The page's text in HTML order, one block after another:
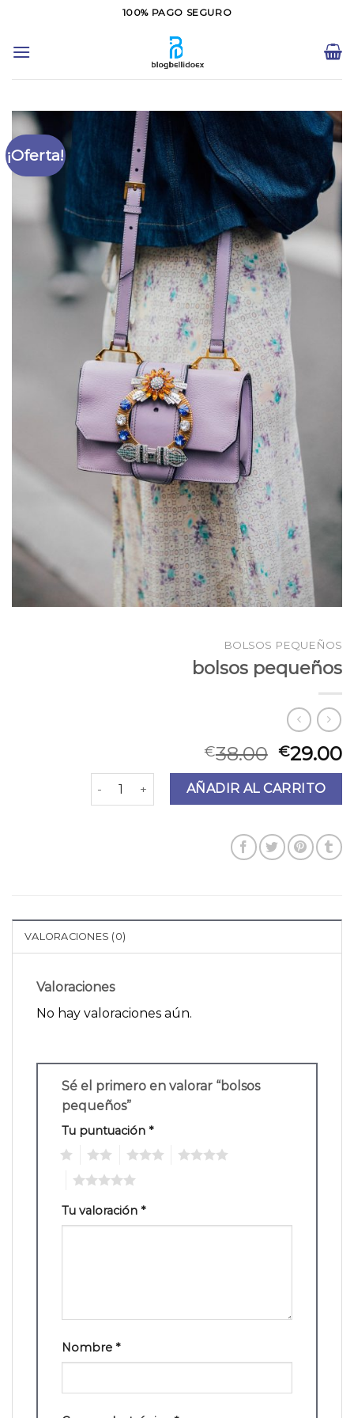
contenido
100% PAGO SEGURO
¡Oferta!
BOLSOS PEQUEÑOS
bolsos pequeños
€38.00 €29.00
bolsos pequeños cantidadAÑADIR AL CARRITO
VALORACIONES (0)
Valoraciones
No hay valoraciones aún.
Sé el primero en valorar “bolsos
pequeños”
Tu puntuación *
Tu valoración *
Nombre *